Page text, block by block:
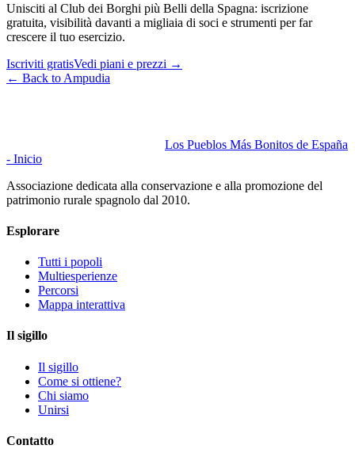
Unisciti al Club dei Borghi più Belli della Spagna: iscrizione
gratuita, visibilità davanti a migliaia di soci e strumenti per far
crescere il tuo esercizio.
Iscriviti gratisVedi piani e prezzi →
← Back to Ampudia
Los Pueblos Más Bonitos de España
- Inicio
Associazione dedicata alla conservazione e alla promozione del
patrimonio rurale spagnolo dal 2010.
Esplorare
Tutti i popoli
Multiesperienze
Percorsi
Mappa interattiva
Il sigillo
Il sigillo
Come si ottiene?
Chi siamo
Unirsi
Contatto